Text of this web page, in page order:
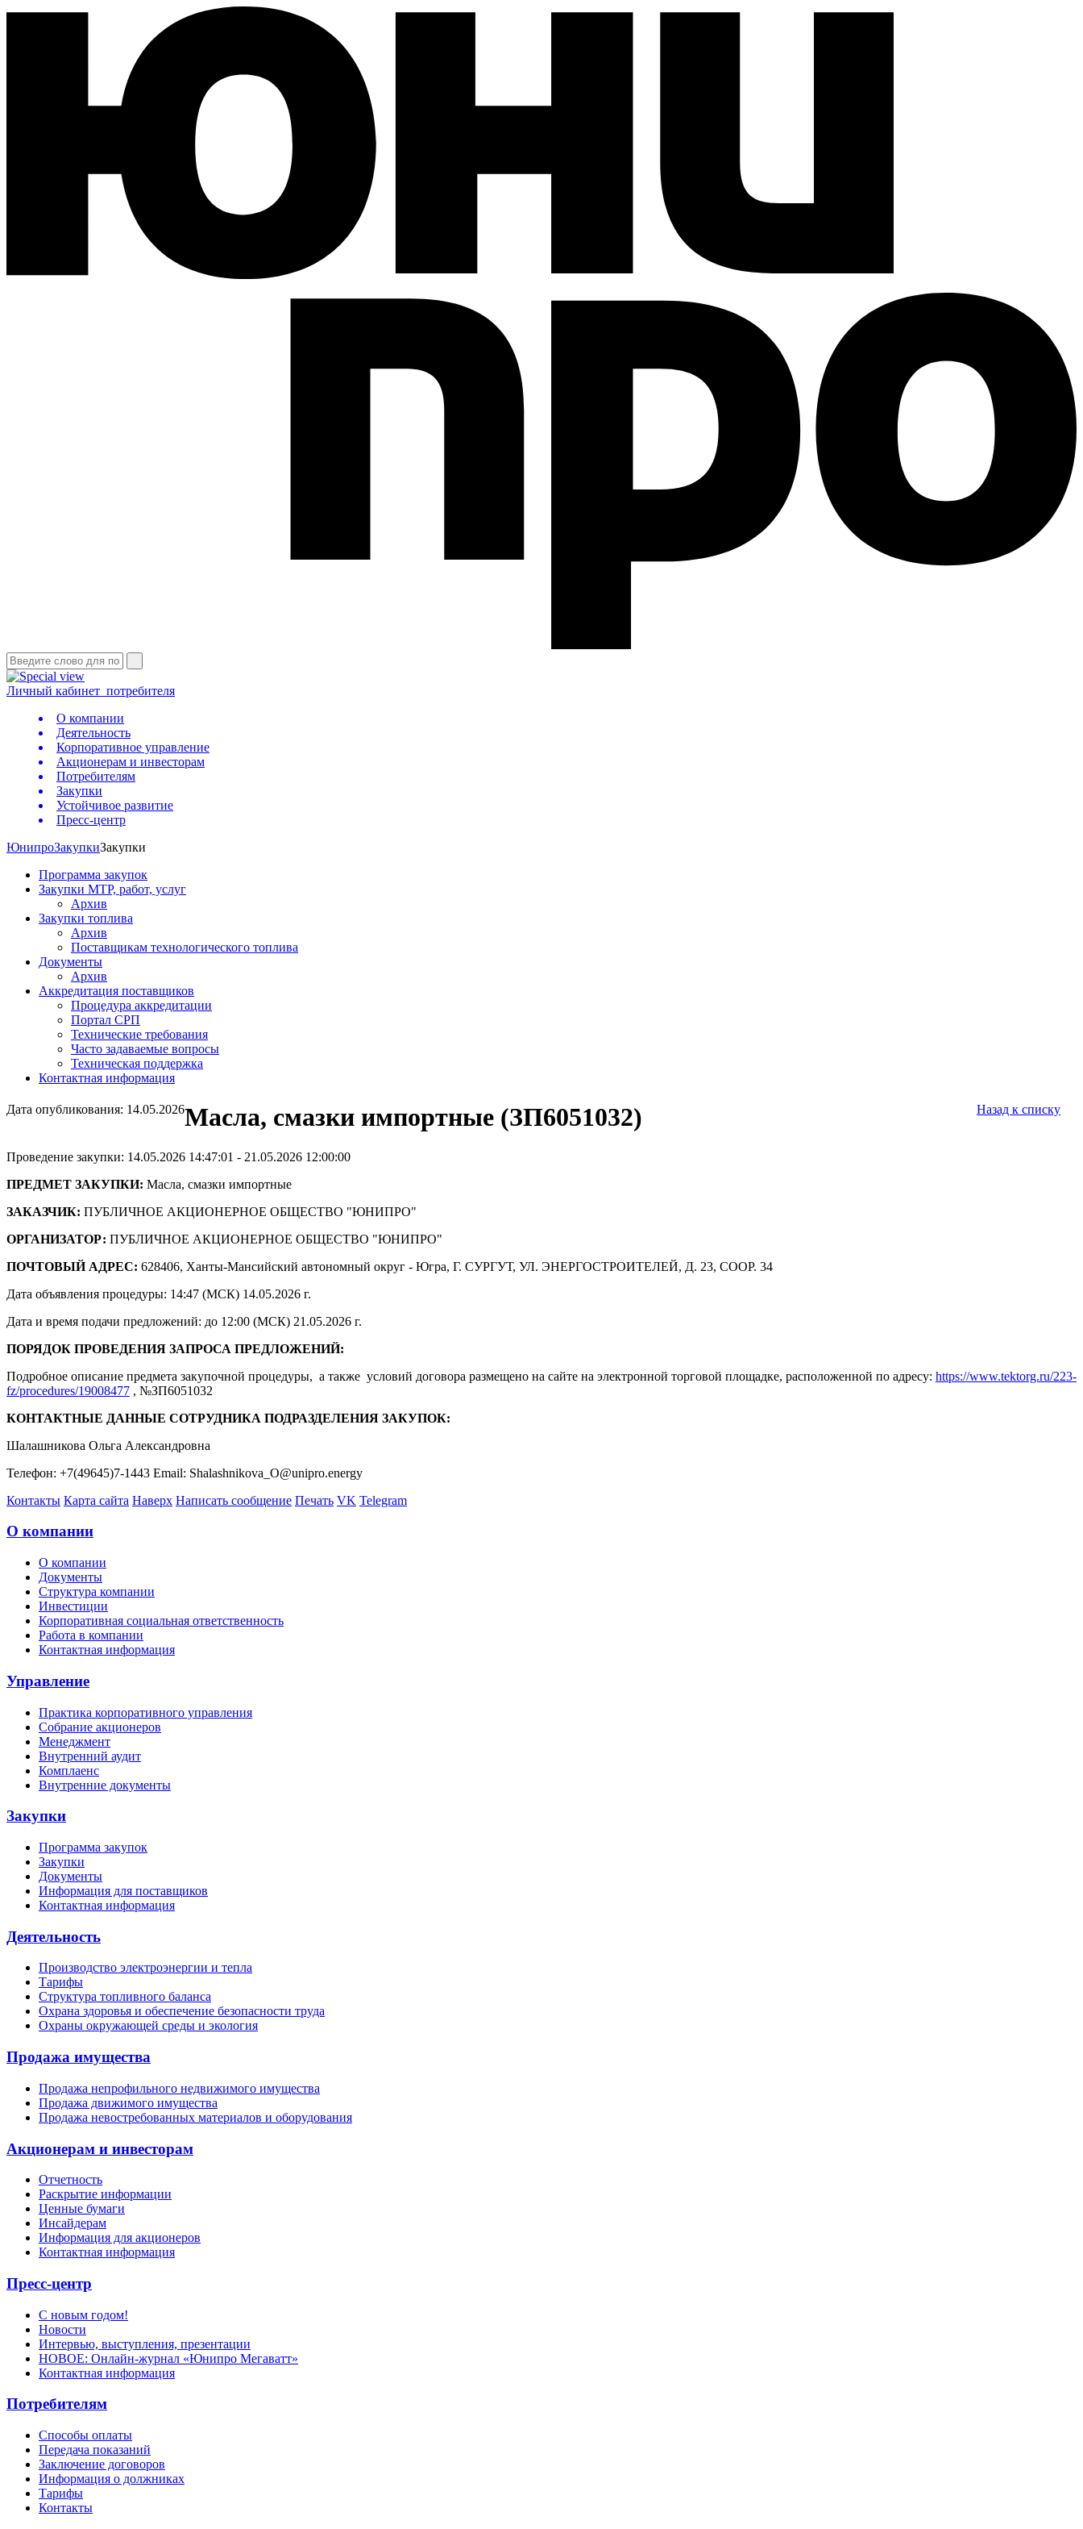
Личный кабинет потребителя
О компании
Деятельность
Корпоративное управление
Акционерам и инвесторам
Потребителям
Закупки
Устойчивое развитие
Пресс-центр
ЮнипроЗакупкиЗакупки
Программа закупок
Закупки МТР, работ, услуг
Архив
Закупки топлива
Архив
Поставщикам технологического топлива
Документы
Архив
Аккредитация поставщиков
Процедура аккредитации
Портал СРП
Технические требования
Часто задаваемые вопросы
Техническая поддержка
Контактная информация
Дата опубликования: 14.05.2026 Назад к списку
Масла, смазки импортные (ЗП6051032)
Проведение закупки: 14.05.2026 14:47:01 - 21.05.2026 12:00:00
ПРЕДМЕТ ЗАКУПКИ: Масла, смазки импортные
ЗАКАЗЧИК: ПУБЛИЧНОЕ АКЦИОНЕРНОЕ ОБЩЕСТВО "ЮНИПРО"
ОРГАНИЗАТОР: ПУБЛИЧНОЕ АКЦИОНЕРНОЕ ОБЩЕСТВО "ЮНИПРО"
ПОЧТОВЫЙ АДРЕС: 628406, Ханты-Мансийский автономный округ - Югра, Г. СУРГУТ, УЛ. ЭНЕРГОСТРОИТЕЛЕЙ, Д. 23, СООР. 34
Дата объявления процедуры: 14:47 (МСК) 14.05.2026 г.
Дата и время подачи предложений: до 12:00 (МСК) 21.05.2026 г.
ПОРЯДОК ПРОВЕДЕНИЯ ЗАПРОСА ПРЕДЛОЖЕНИЙ:
Подробное описание предмета закупочной процедуры, а также условий договора размещено на сайте на электронной торговой площадке, расположенной по адресу: https://www.tektorg.ru/223-
fz/procedures/19008477 , №ЗП6051032
КОНТАКТНЫЕ ДАННЫЕ СОТРУДНИКА ПОДРАЗДЕЛЕНИЯ ЗАКУПОК:
Шалашникова Ольга Александровна
Телефон: +7(49645)7-1443 Email: Shalashnikova_O@unipro.energy
Контакты Карта сайта Наверх Написать сообщение Печать VK Telegram
О компании
О компании
Документы
Структура компании
Инвестиции
Корпоративная социальная ответственность
Работа в компании
Контактная информация
Управление
Практика корпоративного управления
Собрание акционеров
Менеджмент
Внутренний аудит
Комплаенс
Внутренние документы
Закупки
Программа закупок
Закупки
Документы
Информация для поставщиков
Контактная информация
Деятельность
Производство электроэнергии и тепла
Тарифы
Структура топливного баланса
Охрана здоровья и обеспечение безопасности труда
Охраны окружающей среды и экология
Продажа имущества
Продажа непрофильного недвижимого имущества
Продажа движимого имущества
Продажа невостребованных материалов и оборудования
Акционерам и инвесторам
Отчетность
Раскрытие информации
Ценные бумаги
Инсайдерам
Информация для акционеров
Контактная информация
Пресс-центр
С новым годом!
Новости
Интервью, выступления, презентации
НОВОЕ: Онлайн-журнал «Юнипро Мегаватт»
Контактная информация
Потребителям
Способы оплаты
Передача показаний
Заключение договоров
Информация о должниках
Тарифы
Контакты